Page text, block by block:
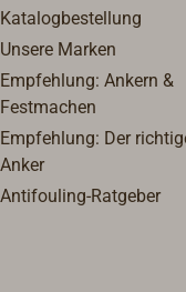
Katalogbestellung
Unsere Marken
Empfehlung: Ankern &
Festmachen
Empfehlung: Der
Anker
Antifouling-Ratgeber